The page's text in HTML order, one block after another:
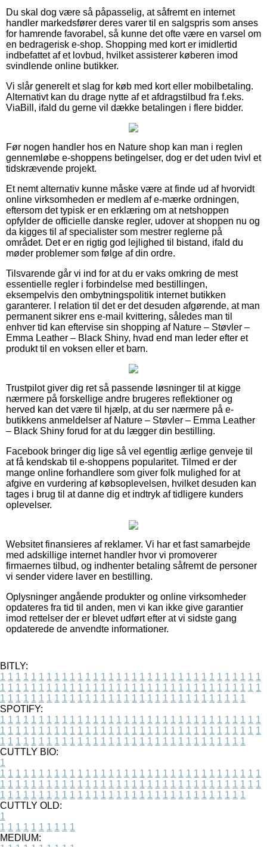
Du skal dog være så påpasselig, at såfremt en internet
handler markedsfører deres varer til en salgspris som anses
for hamrende favorabel, så kunne det ofte være en varsel om
en bedragerisk e-shop. Shopping med kort er imidlertid
indbefattet af et lovbud, hvilket assisterer køberen imod
svindlende online butikker.
Vi slår generelt et slag for køb med kort eller mobilbetaling.
Alternativt kan du drage nytte af et afdragstilbud fra f.eks.
ViaBill, ifald du gerne vil dække betalingen i flere bidder.
Før nogen handler hos en Nature shop kan man i reglen
gennemløbe e-shoppens betingelser, dog er det uden tvivl et
tidskrævende projekt.
Et nemt alternativ kunne måske være at finde ud af hvorvidt
online virksomheden er medlem af e-mærke ordningen,
eftersom det typisk er en erklæring om at netshoppen
opfylder de officielle danske regler, udover at shoppen nu og
da kigges til af specialister som mestrer reglerne på
området. Det er en rigtig god lejlighed til bistand, ifald du
møder problemer som følge af din ordre.
Tilsvarende går vi ind for at du er vaks omkring de mest
essentielle regler i forbindelse med bestillingen,
eksempelvis den ombytningspolitik internet butikken
garanterer. I relation til det er det desuden afgørende, at man
permanent sikrer ens e-mail kvittering, således man til
enhver tid kan eftervise sin shopping af Nature – Støvler –
Emma Leather – Black Shiny, hvad end man leder efter et
produkt til en voksen eller et barn.
Trustpilot giver dig ret så passende løsninger til at kigge
nærmere på forskellige andre brugeres reflektioner og
herved kan det være til hjælp, at du ser nærmere på e-
butikkens anmeldelser af Nature – Støvler – Emma Leather
– Black Shiny forud for at du lægger din bestilling.
Facebook bringer dig lige så vel egentlig ærlige genveje til
at få kendskab til e-shoppens popularitet. Tilmed er der
mange online forhandlere som giver folk mulighed for at
afgive en vurdering af købsoplevelsen, hvilket desuden kan
tages i brug til at danne dig et indtryk af tidligere kunders
oplevelser.
Websitet finansieres af reklamer. Vi har et fast samarbejde
med adskillige internet handler hvor vi promoverer
firmaernes tilbud, og indhenter betaling såfremt de personer
vi sender videre laver en bestilling.
Oplysninger angående produkter og online virksomheder
opdateres fra tid til anden, men vi kan ikke give garantier
imod rettelser der er blevet udført efter at vi sidste gang
opdaterede de anvendte informationer.
BITLY:
1 1 1 1 1 1 1 1 1 1 1 1 1 1 1 1 1 1 1 1 1 1 1 1 1 1 1 1 1 1 1 1 1 1
1 1 1 1 1 1 1 1 1 1 1 1 1 1 1 1 1 1 1 1 1 1 1 1 1 1 1 1 1 1 1 1 1 1
1 1 1 1 1 1 1 1 1 1 1 1 1 1 1 1 1 1 1 1 1 1 1 1 1 1 1 1 1 1 1 1
SPOTIFY:
1 1 1 1 1 1 1 1 1 1 1 1 1 1 1 1 1 1 1 1 1 1 1 1 1 1 1 1 1 1 1 1 1 1
1 1 1 1 1 1 1 1 1 1 1 1 1 1 1 1 1 1 1 1 1 1 1 1 1 1 1 1 1 1 1 1 1 1
1 1 1 1 1 1 1 1 1 1 1 1 1 1 1 1 1 1 1 1 1 1 1 1 1 1 1 1 1 1 1 1
CUTTLY BIO:
1
1 1 1 1 1 1 1 1 1 1 1 1 1 1 1 1 1 1 1 1 1 1 1 1 1 1 1 1 1 1 1 1 1 1
1 1 1 1 1 1 1 1 1 1 1 1 1 1 1 1 1 1 1 1 1 1 1 1 1 1 1 1 1 1 1 1 1 1
1 1 1 1 1 1 1 1 1 1 1 1 1 1 1 1 1 1 1 1 1 1 1 1 1 1 1 1 1 1 1 1
CUTTLY OLD:
1
1 1 1 1 1 1 1 1 1 1
MEDIUM: